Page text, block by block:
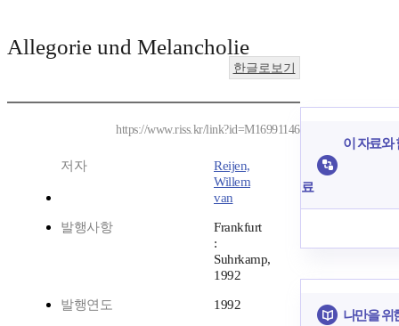
Allegorie und Melancholie
한글로보기
https://www.riss.kr/link?id=M16991146
저자
Reijen,
Willem
van
발행사항
Frankfurt
:
Suhrkamp,
1992
발행연도 1992
이 자료와
료
나만을 위